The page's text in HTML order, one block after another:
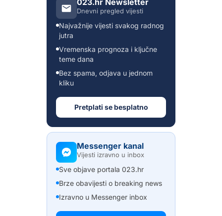
023.hr Newsletter
Dnevni pregled vijesti
Najvažnije vijesti svakog radnog
jutra
Vremenska prognoza i ključne
teme dana
Bez spama, odjava u jednom
kliku
Pretplati se besplatno
Messenger kanal
Vijesti izravno u inbox
Sve objave portala 023.hr
Brze obavijesti o breaking news
Izravno u Messenger inbox